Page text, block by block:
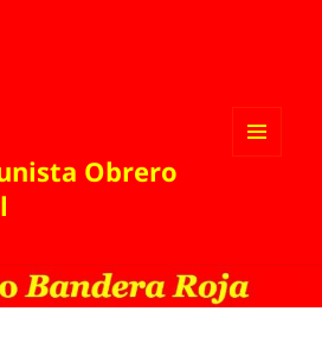
Obrero